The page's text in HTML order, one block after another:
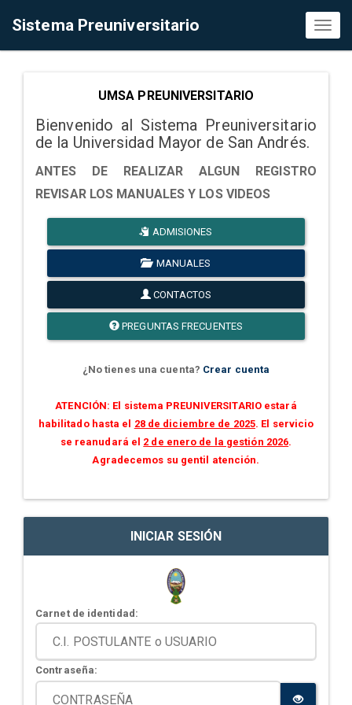
Sistema Preuniversitario
UMSA PREUNIVERSITARIO
Bienvenido al Sistema Preuniversitario
de la Universidad Mayor de San Andrés.
ANTES DE REALIZAR ALGUN REGISTRO
REVISAR LOS MANUALES Y LOS VIDEOS
ADMISIONES
MANUALES
CONTACTOS
PREGUNTAS FRECUENTES
¿No tienes una cuenta? Crear cuenta
ATENCIÓN: El sistema PREUNIVERSITARIO estará
habilitado hasta el 28 de diciembre de 2025. El servicio
se reanudará el 2 de enero de la gestión 2026.
Agradecemos su gentil atención.
INICIAR SESIÓN
Carnet de identidad:
Contraseña: